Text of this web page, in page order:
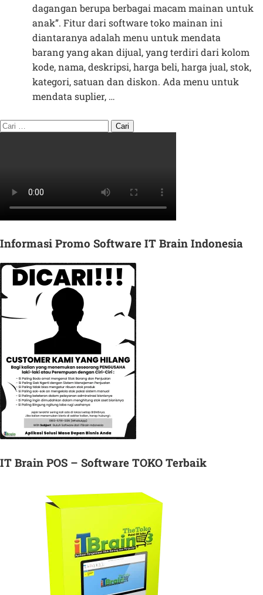
dagangan berupa berbagai macam mainan untuk
anak”. Fitur dari software toko mainan ini
diantaranya adalah menu untuk mendata
barang yang akan dijual, yang terdiri dari kolom
kode, nama, deskripsi, harga beli, harga jual, stok,
kategori, satuan dan diskon. Ada menu untuk
mendata suplier, …
Informasi Promo Software IT Brain Indonesia
IT Brain POS – Software TOKO Terbaik